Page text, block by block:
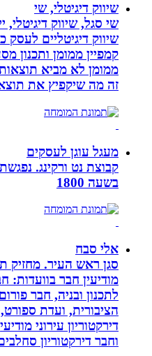
שיווק דיגיטלי, שי
שי סגל, שיווק דיגיטלי,
שיווק דיגיטליים לעסק כולל
קמפיין ממומן ותכנון מסע
ממומן לא מביא תוצאות
זה מה שיקפיץ את תוצאות
מעגל עוגן לעסקים
קבוצת נט ורקינג. נפגשת
בשעה 1800
אלי סבח
סגן ראש העיר. מחזיק תיק:
מודיעין חבר בוועדות:
לתכנון ובניה, חבר פורום
הציבורית, ועדת ספורט,
דירקטוריון עירוני
וחבר דירקטוריון סחלבים.